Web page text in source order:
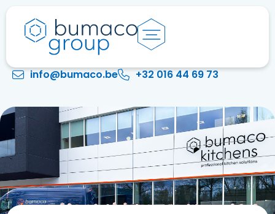
info@bumaco.be +32 016 44 69 73